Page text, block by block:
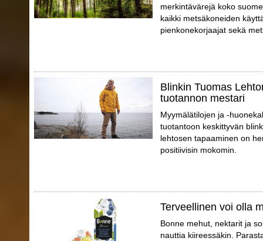
merkintävärejä koko
kaikki metsäkoneiden
pienkonekorjaajat sekä
Blinkin Tuomas
tuotannon mestari
Myymälätilojen ja -
tuotantoon keskittyvän
lehtosen tapaaminen on
positiivisin mokomin.
Terveellinen voi olla
Bonne mehut, nektarit ja
nauttia kiireessäkin.